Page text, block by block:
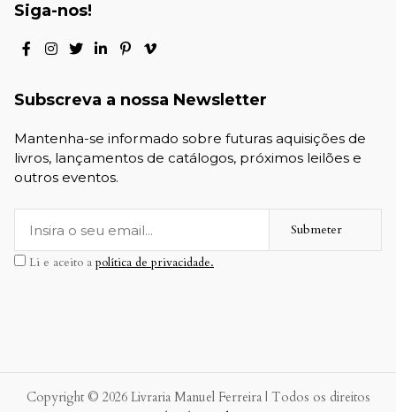
Siga-nos!
Subscreva a nossa Newsletter
Mantenha-se informado sobre futuras aquisições de
livros, lançamentos de catálogos, próximos leilões e
outros eventos.
Submeter
Li e aceito a política de privacidade.
Copyright © 2026 Livraria Manuel Ferreira | Todos os direitos